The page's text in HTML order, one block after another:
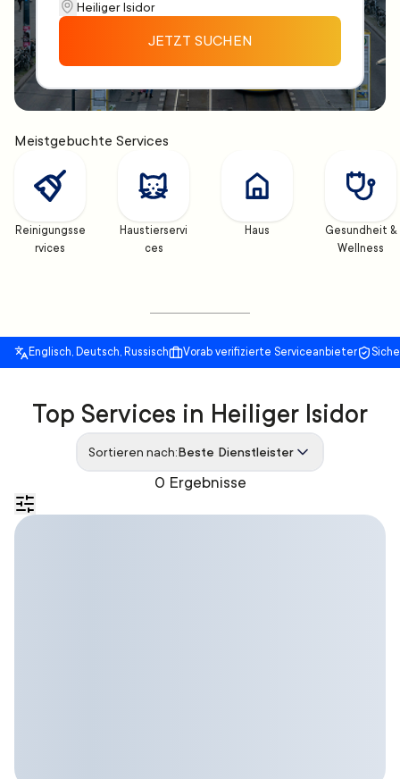
JETZT SUCHEN
Meistgebuchte Services
Reinigungsse
rvices
Haustierservi
ces
Haus
Gesundheit &
Wellness
Englisch, Deutsch, Russisch Vorab verifizierte Serviceanbieter
0 Ergebnisse
Top Services in Heiliger Isidor
Sortieren nach:Beste Dienstleister